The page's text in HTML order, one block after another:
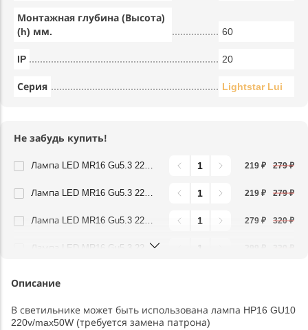
Монтажная глубина (Высота)
(h) мм.
60
IP 20
Серия Lightstar Lui
Не забудь купить!
Лампа LED MR16 Gu5.3 220V 4,5W 3000K FR Lightstar 940202 219 ₽ 279 ₽
Лампа LED MR16 Gu5.3 220V 4,5W 4000K FR Lightstar 940204 219 ₽ 279 ₽
Лампа LED MR16 Gu5.3 220V 6,5W 3000K FR Lightstar 940212 279 ₽ 320 ₽
Лампа LED MR16 Gu5.3 220V 6,5W 4000K FR Lightstar 940214
Описание
В светильнике может быть использована лампа HP16 GU10
220v/max50W (требуется замена патрона)